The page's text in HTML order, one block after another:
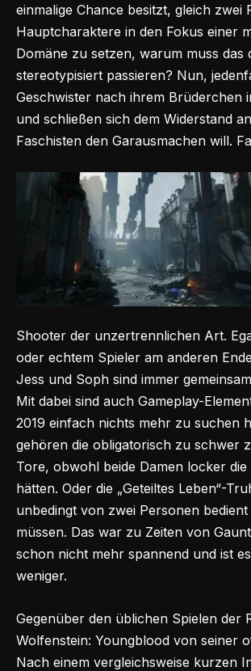
einmalige Chance besitzt, gleich zwei
Hauptcharaktere in den Fokus einer
Domäne zu setzen, warum muss das
stereotypisiert passieren? Nun,
Geschwister nach ihrem Brüderchen
und schließen sich dem Widerstand
Faschisten den Garausmachen will.
Shooter der unzertrennlichen Art.
oder echtem Spieler am anderen
Jess und Soph sind immer
Mit dabei sind auch Gameplay-
2019 einfach nichts mehr zu suchen
gehören die obligatorisch zu schwer
Tore, obwohl beide Damen locker
hätten. Oder die „Geteiltes Leben“-
unbedingt von zwei Personen
müssen. Das war zu Zeiten von
schon nicht mehr spannend und ist
weniger.
Gegenüber den üblichen Spielen der
Wolfenstein: Youngblood von seiner
Nach einem vergleichsweise kurzen